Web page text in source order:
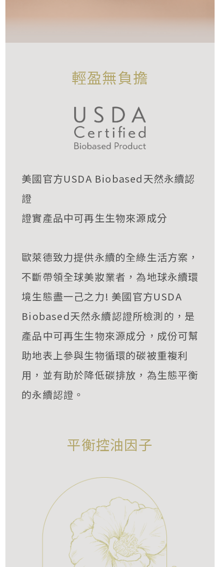
輕盈無負擔
美國官方USDA Biobased天然永續認
證
證實產品中可再生生物來源成分
歐萊德致力提供永續的全綠生活方案，
不斷帶領全球美妝業者，為地球永續環
境生態盡一己之力! 美國官方USDA
Biobased天然永續認證所檢測的，是
產品中可再生生物來源成分，成份可幫
助地表上參與生物循環的碳被重複利
用，並有助於降低碳排放，為生態平衡
的永續認證。
平衡控油因子